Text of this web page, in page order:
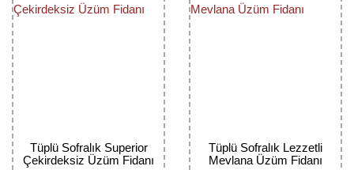
Tüplü Sofralık Superior
Çekirdeksiz Üzüm Fidanı
Tüplü Sofralık Lezzetli
Mevlana Üzüm Fidanı